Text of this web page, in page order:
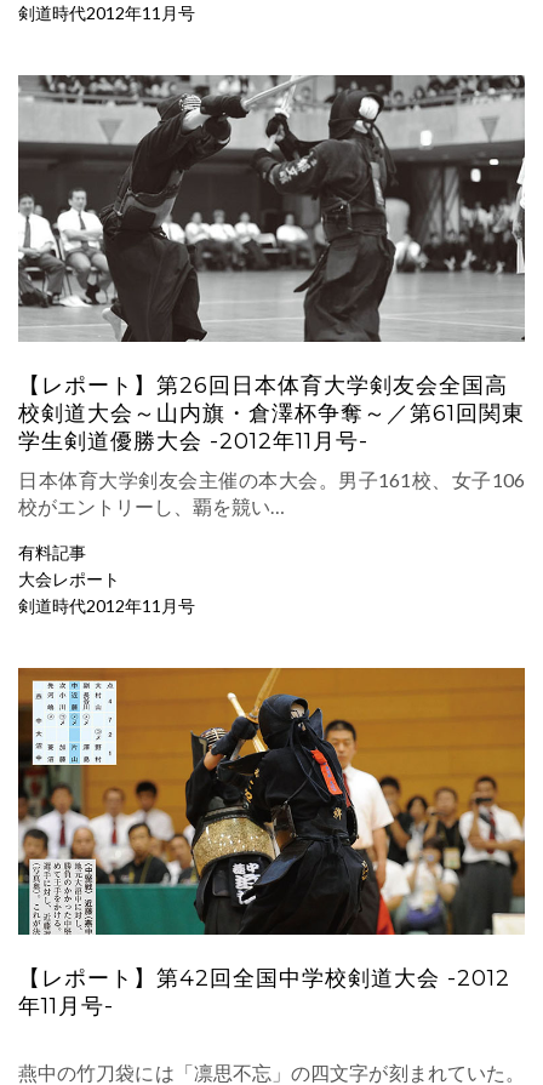
剣道時代2012年11月号
【レポート】第26回日本体育大学剣友会全国高
校剣道大会～山内旗・倉澤杯争奪～／第61回関東
学生剣道優勝大会 -2012年11月号-
日本体育大学剣友会主催の本大会。男子161校、女子106
校がエントリーし、覇を競い…
有料記事
大会レポート
剣道時代2012年11月号
【レポート】第42回全国中学校剣道大会 -2012
年11月号-
燕中の竹刀袋には「凛思不忘」の四文字が刻まれていた。